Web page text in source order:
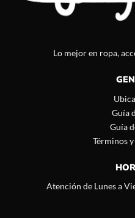
Lo mejor en ropa,
Guía
Guía
Términos
Atención de Lunes a